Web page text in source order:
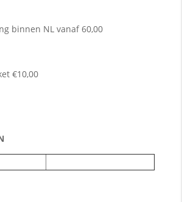
binnen NL vanaf 60,00
€10,00